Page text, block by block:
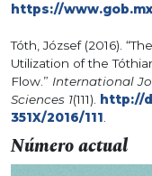
https://
Tóth, József (2016).
Utilization of the
Flow.” International
Sciences 1(111).
http://
351X/2016/111
Número actual